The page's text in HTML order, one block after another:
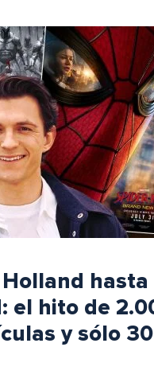
hasta
el hito de
y sólo 30